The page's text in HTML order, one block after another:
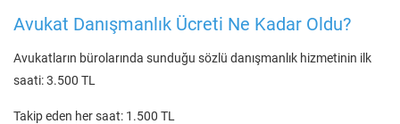
Avukat Danışmanlık Ücreti Ne Kadar Oldu?
Avukatların bürolarında sunduğu sözlü danışmanlık hizmetinin ilk
saati: 3.500 TL
Takip eden her saat: 1.500 TL